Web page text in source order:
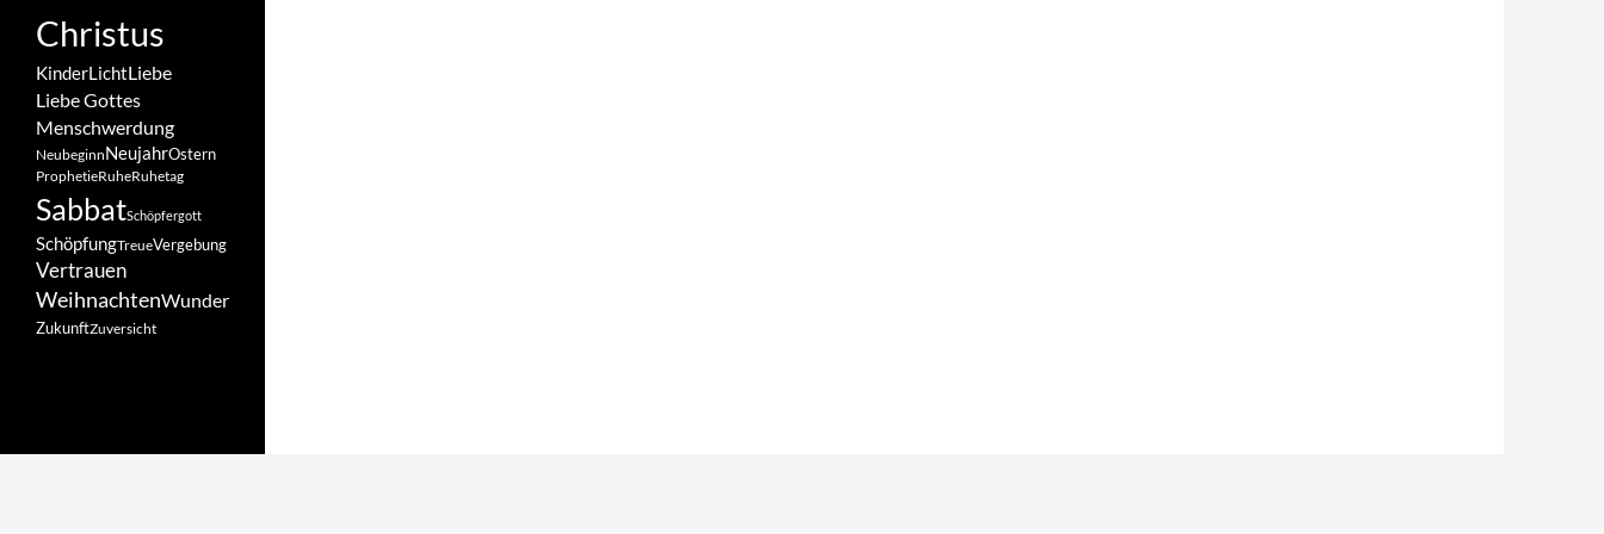
Christus
KinderLichtLiebe
Liebe Gottes
Menschwerdung
NeubeginnNeujahrOstern
ProphetieRuheRuhetag
SabbatSchöpfergott
SchöpfungTreueVergebung
Vertrauen
WeihnachtenWunder
ZukunftZuversicht